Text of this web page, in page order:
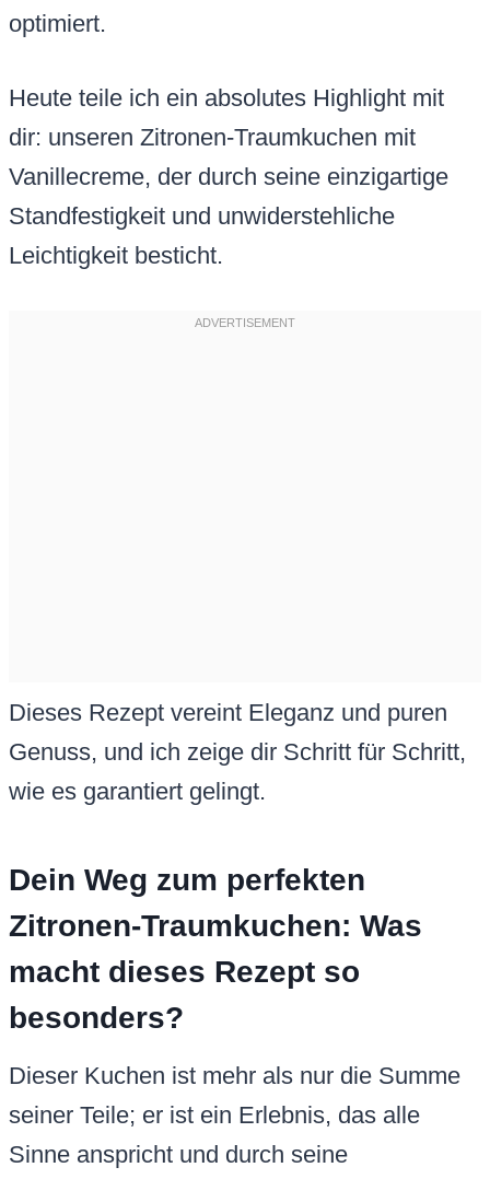
optimiert.
Heute teile ich ein absolutes Highlight mit
dir: unseren Zitronen-Traumkuchen mit
Vanillecreme, der durch seine einzigartige
Standfestigkeit und unwiderstehliche
Leichtigkeit besticht.
Dieses Rezept vereint Eleganz und puren
Genuss, und ich zeige dir Schritt für Schritt,
wie es garantiert gelingt.
Dein Weg zum perfekten
Zitronen-Traumkuchen: Was
macht dieses Rezept so
besonders?
Dieser Kuchen ist mehr als nur die Summe
seiner Teile; er ist ein Erlebnis, das alle
Sinne anspricht und durch seine